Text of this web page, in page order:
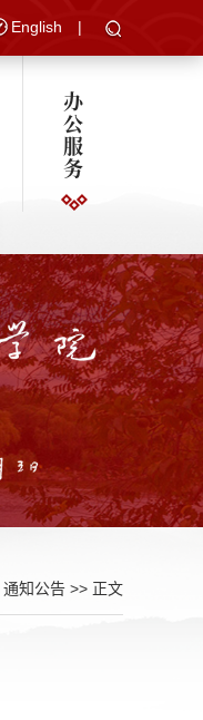
English |
办
公
服
务
通知公告 >> 正文